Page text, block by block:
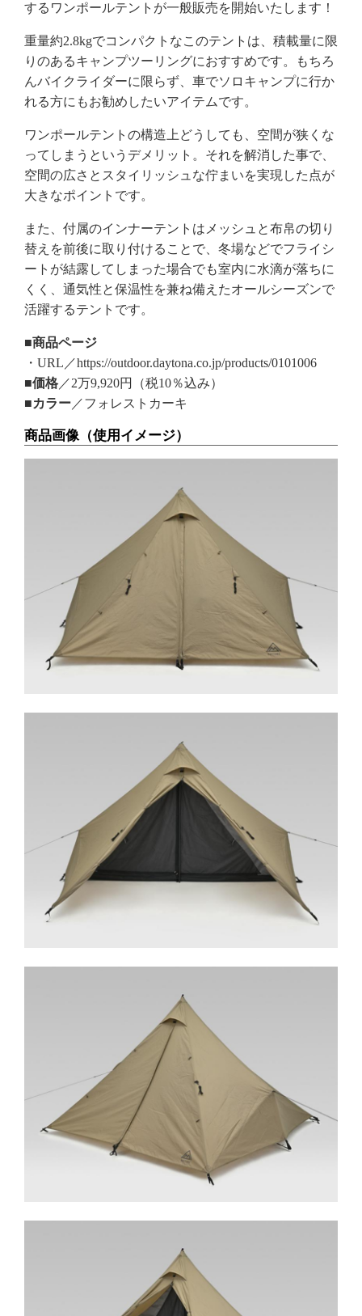
するワンポールテントが一般販売を開始いたします！
重量約2.8kgでコンパクトなこのテントは、積載量に限
りのあるキャンプツーリングにおすすめです。もちろ
んバイクライダーに限らず、車でソロキャンプに行か
れる方にもお勧めしたいアイテムです。
ワンポールテントの構造上どうしても、空間が狭くな
ってしまうというデメリット。それを解消した事で、
空間の広さとスタイリッシュな佇まいを実現した点が
大きなポイントです。
また、付属のインナーテントはメッシュと布帛の切り
替えを前後に取り付けることで、冬場などでフライシ
ートが結露してしまった場合でも室内に水滴が落ちに
くく、通気性と保温性を兼ね備えたオールシーズンで
活躍するテントです。
■商品ページ
・URL／https://outdoor.daytona.co.jp/products/0101006
■価格 ／2万9,920円（税10％込み）
■カラー ／フォレストカーキ
商品画像（使用イメージ）